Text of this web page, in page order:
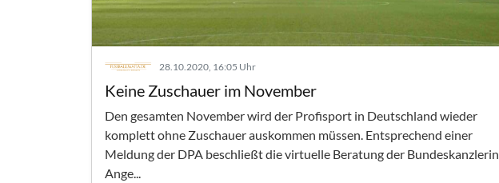
28.10.2020, 16:05 Uhr
Keine Zuschauer im November
Den gesamten November wird der Profisport in Deutschland wieder
komplett ohne Zuschauer auskommen müssen. Entsprechend einer
Meldung der DPA beschließt die virtuelle Beratung der Bundeskanzlerin
Ange...